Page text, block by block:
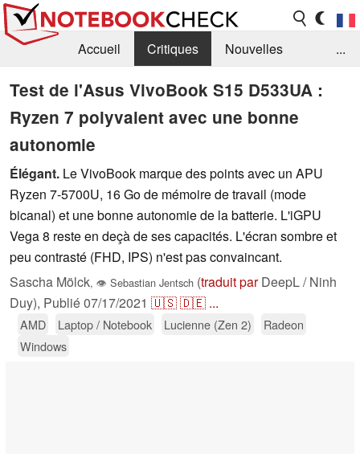
Accueil Critiques
Nouvelles
FAQ
Bibliothèque
Guide d'achat
Recherche
Contact
...
Test de l'Asus VivoBook S15 D533UA :
Ryzen 7 polyvalent avec une bonne
autonomie
Élégant. Le VivoBook marque des points avec un APU
Ryzen 7-5700U, 16 Go de mémoire de travail (mode
bicanal) et une bonne autonomie de la batterie. L'iGPU
Vega 8 reste en deçà de ses capacités. L'écran sombre et
peu contrasté (FHD, IPS) n'est pas convaincant.
Sascha Mölck, 👁 Sebastian Jentsch (traduit parDeepL / Ninh
Duy), Publié07/17/2021 🇺🇸🇩🇪 ...
AMD Laptop / Notebook Lucienne (Zen 2)
Radeon
Windows